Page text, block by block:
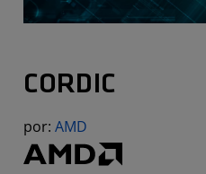
CORDIC
por: AMD